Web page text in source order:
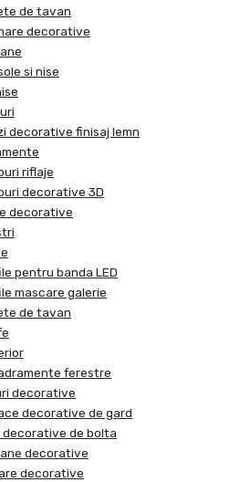
de tavan
decorative
si nise
decorative finisaj lemn
riflaje
decorative 3D
decorative
pentru banda LED
mascare galerie
de tavan
ferestre
decorative
decorative de gard
decorative de bolta
decorative
decorative